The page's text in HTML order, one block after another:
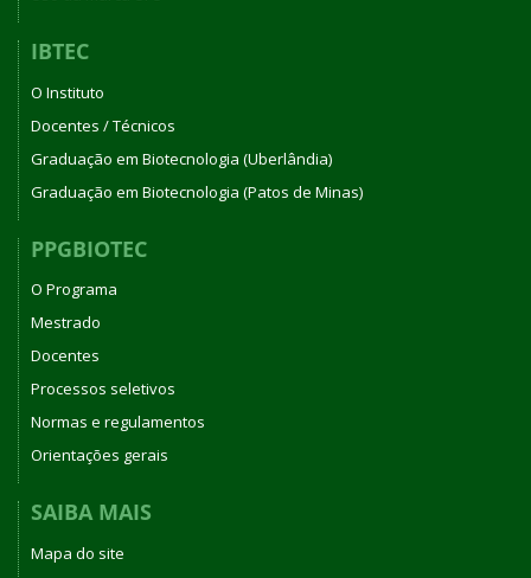
IBTEC
O Instituto
Docentes / Técnicos
Graduação em Biotecnologia (Uberlândia)
Graduação em Biotecnologia (Patos de Minas)
PPGBIOTEC
O Programa
Mestrado
Docentes
Processos seletivos
Normas e regulamentos
Orientações gerais
SAIBA MAIS
Mapa do site